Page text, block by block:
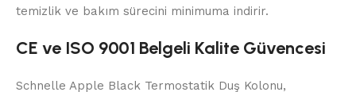
temizlik ve bakım sürecini minimuma indirir.
CE ve ISO 9001 Belgeli Kalite Güvencesi
Schnelle Apple Black Termostatik Duş Kolonu,